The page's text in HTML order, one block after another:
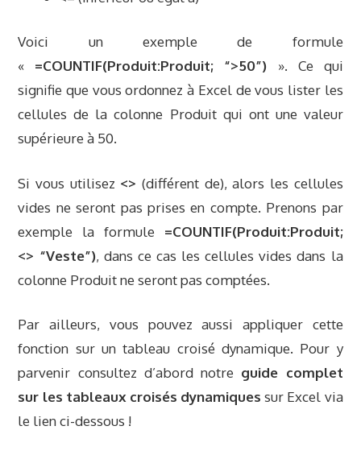
Voici un exemple de formule
« =COUNTIF(Produit:Produit; “>50”) ». Ce qui
signifie que vous ordonnez à Excel de vous lister les
cellules de la colonne Produit qui ont une valeur
supérieure à 50.
Si vous utilisez <> (différent de), alors les cellules
vides ne seront pas prises en compte. Prenons par
exemple la formule =COUNTIF(Produit:Produit;
<> “Veste”), dans ce cas les cellules vides dans la
colonne Produit ne seront pas comptées.
Par ailleurs, vous pouvez aussi appliquer cette
fonction sur un tableau croisé dynamique. Pour y
parvenir consultez d’abord notre guide complet
sur les tableaux croisés dynamiques sur Excel via
le lien ci-dessous !